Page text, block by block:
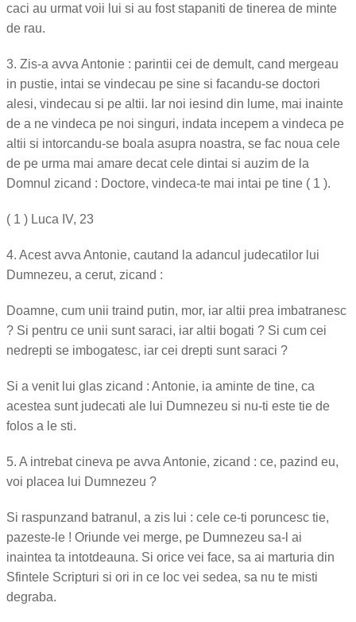
caci au urmat voii lui si au fost stapaniti de tinerea de minte
de rau.
3. Zis-a avva Antonie : parintii cei de demult, cand mergeau
in pustie, intai se vindecau pe sine si facandu-se doctori
alesi, vindecau si pe altii. Iar noi iesind din lume, mai inainte
de a ne vindeca pe noi singuri, indata incepem a vindeca pe
altii si intorcandu-se boala asupra noastra, se fac noua cele
de pe urma mai amare decat cele dintai si auzim de la
Domnul zicand : Doctore, vindeca-te mai intai pe tine ( 1 ).
( 1 ) Luca IV, 23
4. Acest avva Antonie, cautand la adancul judecatilor lui
Dumnezeu, a cerut, zicand :
Doamne, cum unii traind putin, mor, iar altii prea imbatranesc
? Si pentru ce unii sunt saraci, iar altii bogati ? Si cum cei
nedrepti se imbogatesc, iar cei drepti sunt saraci ?
Si a venit lui glas zicand : Antonie, ia aminte de tine, ca
acestea sunt judecati ale lui Dumnezeu si nu-ti este tie de
folos a le sti.
5. A intrebat cineva pe avva Antonie, zicand : ce, pazind eu,
voi placea lui Dumnezeu ?
Si raspunzand batranul, a zis lui : cele ce-ti poruncesc tie,
pazeste-le ! Oriunde vei merge, pe Dumnezeu sa-l ai
inaintea ta intotdeauna. Si orice vei face, sa ai marturia din
Sfintele Scripturi si ori in ce loc vei sedea, sa nu te misti
degraba.